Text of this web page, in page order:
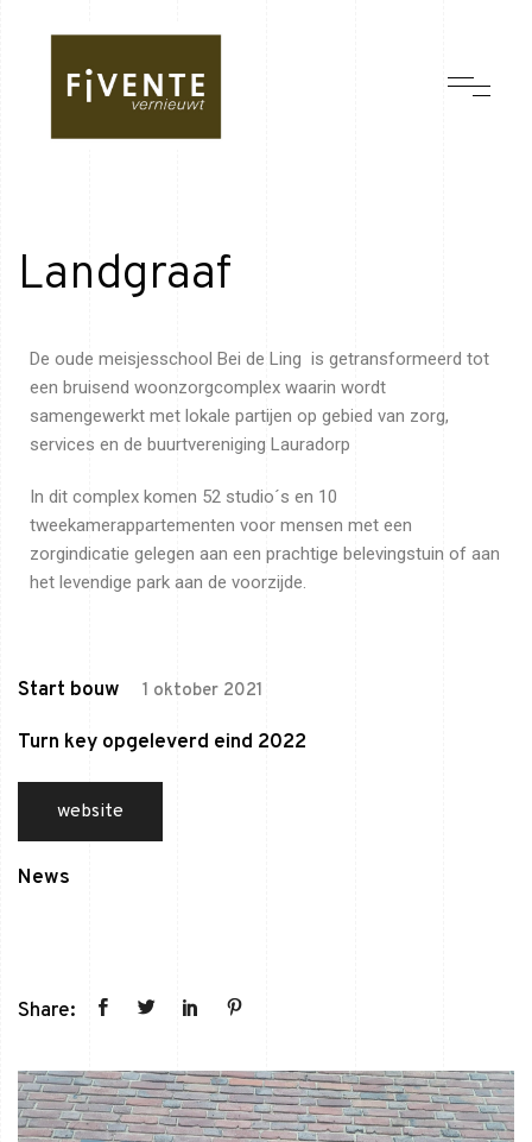
Landgraaf
De oude meisjesschool Bei de Ling is getransformeerd tot
een bruisend woonzorgcomplex waarin wordt
samengewerkt met lokale partijen op gebied van zorg,
services en de buurtvereniging Lauradorp
In dit complex komen 52 studio´s en 10
tweekamerappartementen voor mensen met een
zorgindicatie gelegen aan een prachtige belevingstuin of aan
het levendige park aan de voorzijde.
Start bouw 1 oktober 2021
Turn key opgeleverd eind 2022
website
News
Share: